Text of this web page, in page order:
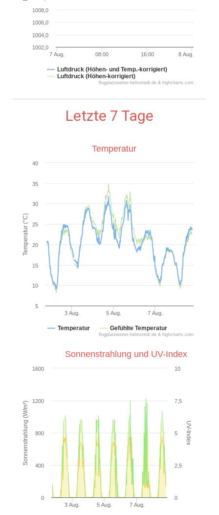
Luftdruck (Höhen- und Temp.-korrigiert)
Luftdruck (Höhen-korrigiert)
7 Aug. 8 Aug.
08:00 16:00
1002,0
1004,0
1006,0
1008,0
flugplatzwetter-helmstedt.de & highcharts.com
Letzte 7 Tage
Temperatur (°C)
Temperatur Gefühlte Temperatur
3 Aug. 5 Aug. 7 Aug.
5
10
15
20
25
30
35
40
flugplatzwetter-helmstedt.de & highcharts.com
Temperatur
Sonnenstrahlung (W/m²) UV-Index
3 Aug. 5 Aug. 7 Aug.
0
400
800
1200
1600
0
2,5
5
7,5
10
Sonnenstrahlung und UV-Index